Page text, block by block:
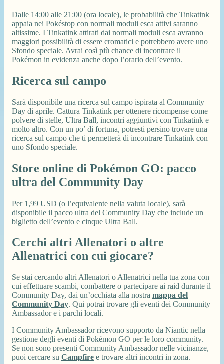
Dalle 14:00 alle 21:00 (ora locale), le probabilità che Tinkatink
appaia nei Pokéstop con normali moduli esca attivi saranno
altissime. I Tinkatink attirati dai normali moduli esca avranno
maggiori possibilità di essere cromatici e potrebbero avere uno
Sfondo speciale. Avrai così più chance di incontrare il
Pokémon in evidenza anche dopo l’orario dell’evento.
Ricerca sul campo
Sarà disponibile una ricerca sul campo ispirata al Community
Day di aprile. Cattura Tinkatink per ottenere ricompense come
polvere di stelle, Ultra Ball, incontri aggiuntivi con Tinkatink e
molto altro. Con un po’ di fortuna, potresti persino trovare una
ricerca sul campo che ti permetterà di incontrare Tinkatink con
uno Sfondo speciale.
Store online di Pokémon GO: pacco
ultra del Community Day
Per 1,99 USD (o l’equivalente nella valuta locale), sarà
disponibile il pacco ultra del Community Day che include un
biglietto dell’evento e cinque Ultra Ball.
Cerchi altri Allenatori o altre
Allenatrici con cui giocare?
Se stai cercando altri Allenatori o Allenatrici nella tua zona con
cui effettuare scambi, combattere o partecipare ai raid durante il
Community Day, dai un’occhiata alla nostra mappa del
Community Day. Qui potrai trovare gli eventi dei Community
Ambassador e i parchi locali.
I Community Ambassador ricevono supporto da Niantic nella
gestione degli eventi di Pokémon GO per le loro community.
Se non sono presenti Community Ambassador nelle vicinanze,
puoi cercare su Campfire e trovare altri incontri in zona.